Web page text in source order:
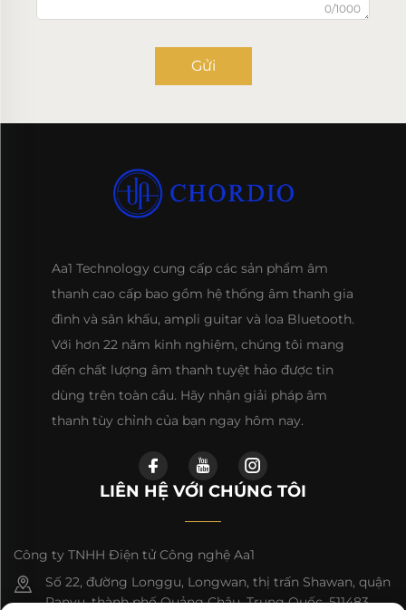
0/1000
Gửi
Aa1 Technology cung cấp các sản phẩm âm
thanh cao cấp bao gồm hệ thống âm thanh gia
đình và sân khấu, ampli guitar và loa Bluetooth.
Với hơn 22 năm kinh nghiệm, chúng tôi mang
đến chất lượng âm thanh tuyệt hảo được tin
dùng trên toàn cầu. Hãy nhận giải pháp âm
thanh tùy chỉnh của bạn ngay hôm nay.
LIÊN HỆ VỚI CHÚNG TÔI
Công ty TNHH Điện tử Công nghệ Aa1
Số 22, đường Longgu, Longwan, thị trấn Shawan, quận
Panyu, thành phố Quảng Châu, Trung Quốc, 511483